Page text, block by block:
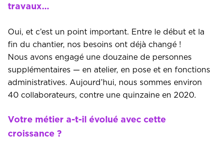
travaux…
Oui, et c’est un point important. Entre le début et la
fin du chantier, nos besoins ont déjà changé !
Nous avons engagé une douzaine de personnes
supplémentaires — en atelier, en pose et en fonctions
administratives. Aujourd’hui, nous sommes environ
40 collaborateurs, contre une quinzaine en 2020.
Votre métier a-t-il évolué avec cette
croissance ?